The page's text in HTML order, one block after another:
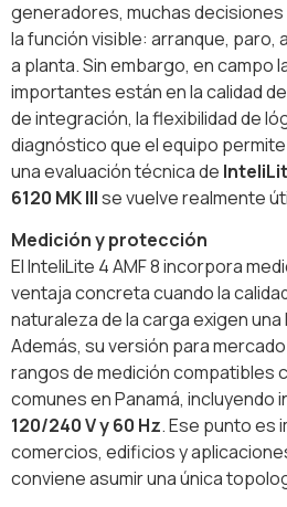
generadores, muchas
la función visible: arranque, paro,
a planta. Sin embargo, en campo
importantes están en la calidad
de integración, la flexibilidad de
diagnóstico que el equipo
una evaluación técnica de
6120 MK IIIse vuelve realmente
Medición y protección
El InteliLite 4 AMF 8 incorpora
ventaja concreta cuando la
naturaleza de la carga exigen
Además, su versión para
rangos de medición compatibles
comunes en Panamá, incluyendo
120/240 V y 60 Hz. Ese punto es
comercios, edificios y
conviene asumir una única